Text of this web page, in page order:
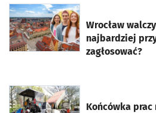
Wrocław
najbardziej
zagłosować?
otworzy się w nowej karcie
Końcówka
otworzy się w nowej karcie